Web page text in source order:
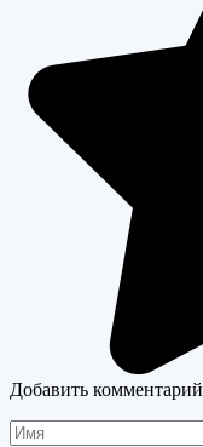
Добавить комментарий
Имя